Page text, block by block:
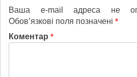
Ваша e-mail адреса не
Обов’язкові поля позначені *
Коментар *